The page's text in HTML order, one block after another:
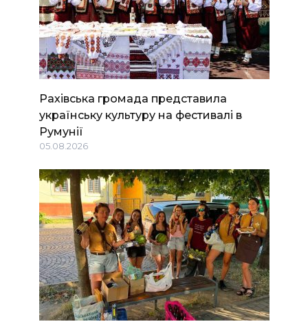
Рахівська громада представила
українську культуру на фестивалі в
Румунії
05.08.2026